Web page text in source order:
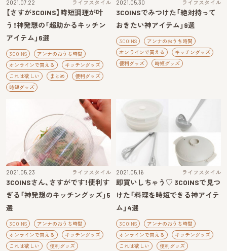
2021.07.22 ライフスタイル
【さすが3COINS】時短調理が叶
う！神発想の「超助かるキッチン
アイテム」6選
3COINS
アンナのおうち時間
オンラインで買える
キッチングッズ
これは欲しい
まとめ
便利グッズ
時短グッズ
2021.05.30 ライフスタイル
3COINSでみつけた「絶対持って
おきたい神アイテム」9選
3COINS
アンナのおうち時間
オンラインで買える
キッチングッズ
便利グッズ
時短グッズ
2021.05.23 ライフスタイル
3COINSさん、さすがです！便利す
ぎる「神発想のキッチングッズ」5
選
3COINS
アンナのおうち時間
オンラインで買える
キッチングッズ
これは欲しい
便利グッズ
2021.05.16 ライフスタイル
即買いしちゃう♡ 3COINSで見つ
けた「料理を時短できる神アイテ
ム」4選
3COINS
アンナのおうち時間
オンラインで買える
キッチングッズ
これは欲しい
便利グッズ